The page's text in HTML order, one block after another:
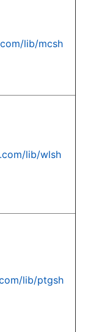
lib/mcsh
lib/wlsh
lib/ptgsh